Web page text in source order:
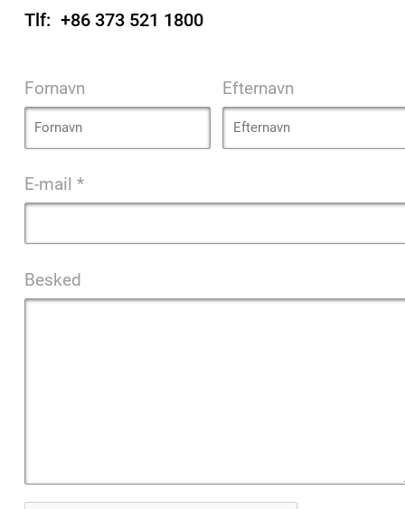
Tlf: +86 373 521 1800
Fornavn Efternavn
E-mail *
Besked